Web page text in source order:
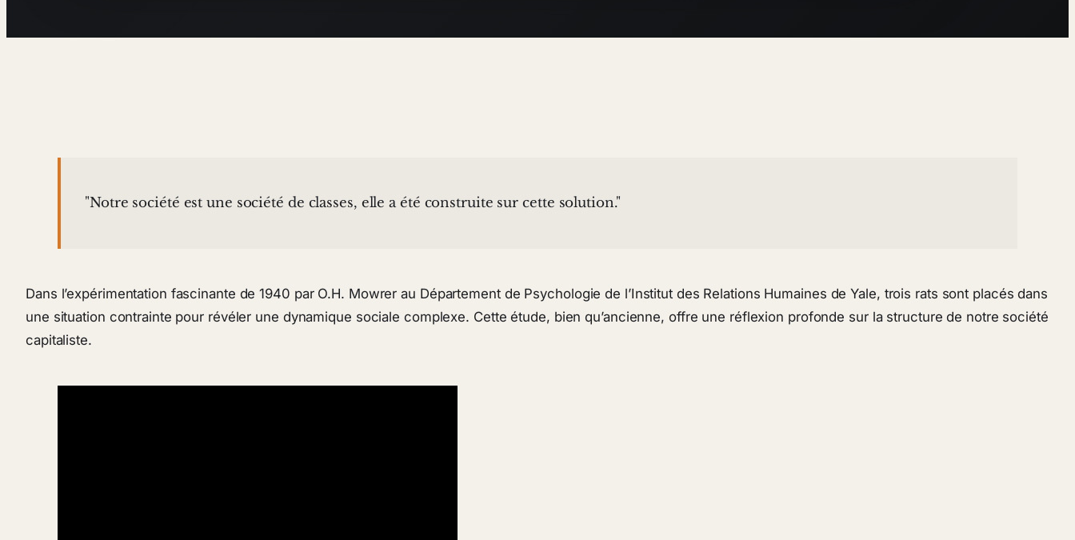
"Notre société est une société de classes, elle a été construite sur cette solution."
Dans l’expérimentation fascinante de 1940 par O.H. Mowrer au Département de Psychologie de l’Institut des Relations Humaines de Yale, trois rats sont placés dans
une situation contrainte pour révéler une dynamique sociale complexe. Cette étude, bien qu’ancienne, offre une réflexion profonde sur la structure de notre société
capitaliste.